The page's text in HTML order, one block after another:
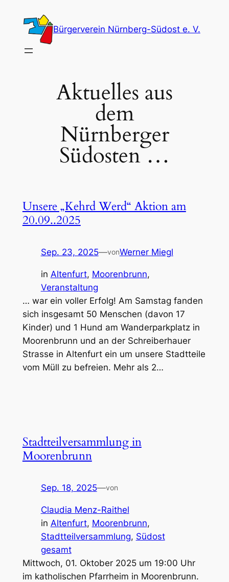
Inhalt
springen
Bürgerverein Nürnberg-Südost e. V.
Aktuelles aus
dem
Nürnberger
Südosten …
Unsere „Kehrd Werd“ Aktion am
20.09..2025
Sep. 23, 2025—vonWerner Miegl
in Altenfurt, Moorenbrunn
Veranstaltung
… war ein voller Erfolg! Am Samstag fanden
sich insgesamt 50 Menschen (davon 17
Kinder) und 1 Hund am Wanderparkplatz in
Moorenbrunn und an der Schreiberhauer
Strasse in Altenfurt ein um unsere Stadtteile
vom Müll zu befreien. Mehr als 2…
Stadtteilversammlung in
Moorenbrunn
Sep. 18, 2025—von
Claudia Menz-Raithel
in Altenfurt, Moorenbrunn
Stadtteilversammlung, Südost
gesamt
Mittwoch, 01. Oktober 2025 um 19:00 Uhr
im katholischen Pfarrheim in Moorenbrunn.